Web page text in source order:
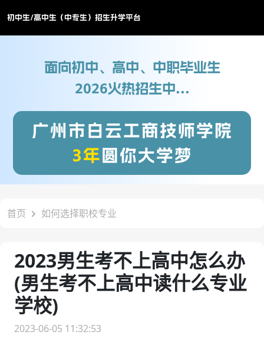
初中生/高中生（中专生）招生升学平台
面向初中、高中、中职毕业生
2026火热招生中...
广州市白云工商技师学院
3年圆你大学梦
首页 如何选择职校专业
2023男生考不上高中怎么办
(男生考不上高中读什么专业
学校)
2023-06-05 11:32:53